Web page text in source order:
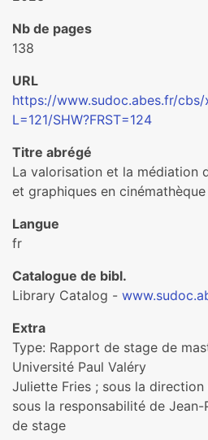
Nb de pages
138
URL
https://www.sudoc.abes.fr/
L=121/SHW?FRST=124
Titre abrégé
La valorisation et la médiation
et graphiques en cinémathèque
Langue
fr
Catalogue de bibl.
Library Catalog -
Extra
Type: Rapport de stage de
Université Paul Valéry
Juliette Fries ; sous la
sous la responsabilité de
de stage